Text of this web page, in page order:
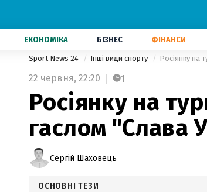
ЕКОНОМІКА БІЗНЕС ФІНАНСИ
Sport News 24 Інші види спорту Росіянку на
22 червня, 22:20 1
Росіянку на
гаслом "Слава
Сергій Шаховець
ОСНОВНІ ТЕЗИ